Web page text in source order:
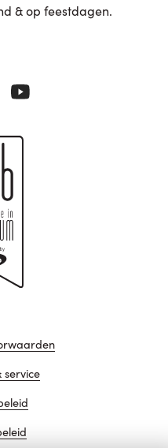
& op feestdagen.